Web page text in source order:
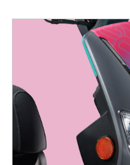
Hyper
Naked
YZF-R7
550+
MT-
09
Y-
AMT
550+
Sport
XMAX
251~549
CYGNUS
XR
150
CYGNUS
我的愛車